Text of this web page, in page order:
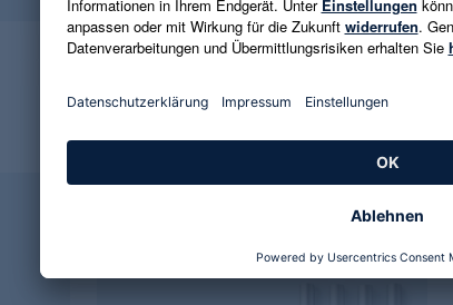
Dr. Kristina Worseg Beautiful Smile
39,98 €